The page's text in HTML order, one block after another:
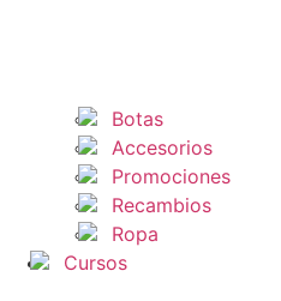
Botas
Accesorios
Promociones
Recambios
Ropa
Cursos